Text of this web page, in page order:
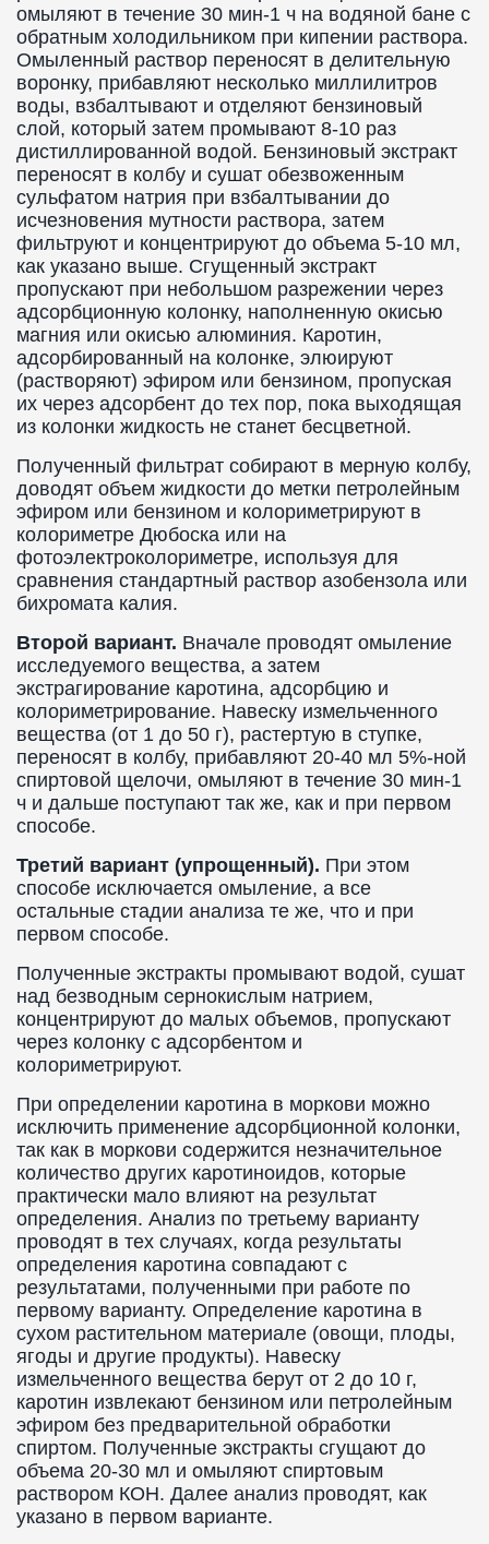
омыляют в течение 30 мин-1 ч на водяной бане с
обратным холодильником при кипении раствора.
Омыленный раствор переносят в делительную
воронку, прибавляют несколько миллилитров
воды, взбалтывают и отделяют бензиновый
слой, который затем промывают 8-10 раз
дистиллированной водой. Бензиновый экстракт
переносят в колбу и сушат обезвоженным
сульфатом натрия при взбалтывании до
исчезновения мутности раствора, затем
фильтруют и концентрируют до объема 5-10 мл,
как указано выше. Сгущенный экстракт
пропускают при небольшом разрежении через
адсорбционную колонку, наполненную окисью
магния или окисью алюминия. Каротин,
адсорбированный на колонке, элюируют
(растворяют) эфиром или бензином, пропуская
их через адсорбент до тех пор, пока выходящая
из колонки жидкость не станет бесцветной.
Полученный фильтрат собирают в мерную колбу,
доводят объем жидкости до метки петролейным
эфиром или бензином и колориметрируют в
колориметре Дюбоска или на
фотоэлектроколориметре, используя для
сравнения стандартный раствор азобензола или
бихромата калия.
Второй вариант. Вначале проводят омыление
исследуемого вещества, а затем
экстрагирование каротина, адсорбцию и
колориметрирование. Навеску измельченного
вещества (от 1 до 50 г), растертую в ступке,
переносят в колбу, прибавляют 20-40 мл 5%-ной
спиртовой щелочи, омыляют в течение 30 мин-1
ч и дальше поступают так же, как и при первом
способе.
Третий вариант (упрощенный). При этом
способе исключается омыление, а все
остальные стадии анализа те же, что и при
первом способе.
Полученные экстракты промывают водой, сушат
над безводным сернокислым натрием,
концентрируют до малых объемов, пропускают
через колонку с адсорбентом и
колориметрируют.
При определении каротина в моркови можно
исключить применение адсорбционной колонки,
так как в моркови содержится незначительное
количество других каротиноидов, которые
практически мало влияют на результат
определения. Анализ по третьему варианту
проводят в тех случаях, когда результаты
определения каротина совпадают с
результатами, полученными при работе по
первому варианту. Определение каротина в
сухом растительном материале (овощи, плоды,
ягоды и другие продукты). Навеску
измельченного вещества берут от 2 до 10 г,
каротин извлекают бензином или петролейным
эфиром без предварительной обработки
спиртом. Полученные экстракты сгущают до
объема 20-30 мл и омыляют спиртовым
раствором КОН. Далее анализ проводят, как
указано в первом варианте.